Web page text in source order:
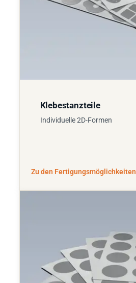
Klebestanzteile
Individuelle 2D-Formen
Zu den Fertigungsmöglichkeiten